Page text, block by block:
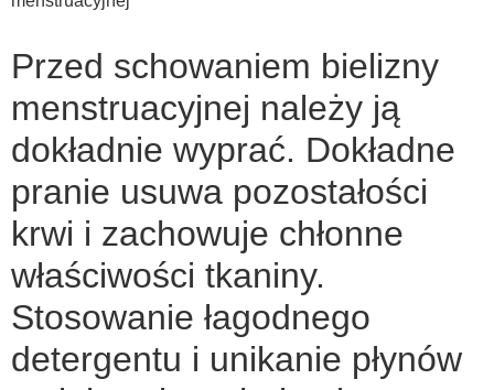
Przed schowaniem bielizny
menstruacyjnej należy ją
dokładnie wyprać. Dokładne
pranie usuwa pozostałości
krwi i zachowuje chłonne
właściwości tkaniny.
Stosowanie łagodnego
detergentu i unikanie płynów